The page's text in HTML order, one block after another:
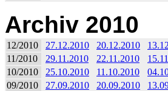
Archiv 2010
12/2010 27.12.2010 20.12.2010
11/2010
29.11.2010 22.11.2010
10/2010
25.10.2010 11.10.2010
09/2010
27.09.2010 20.09.2010